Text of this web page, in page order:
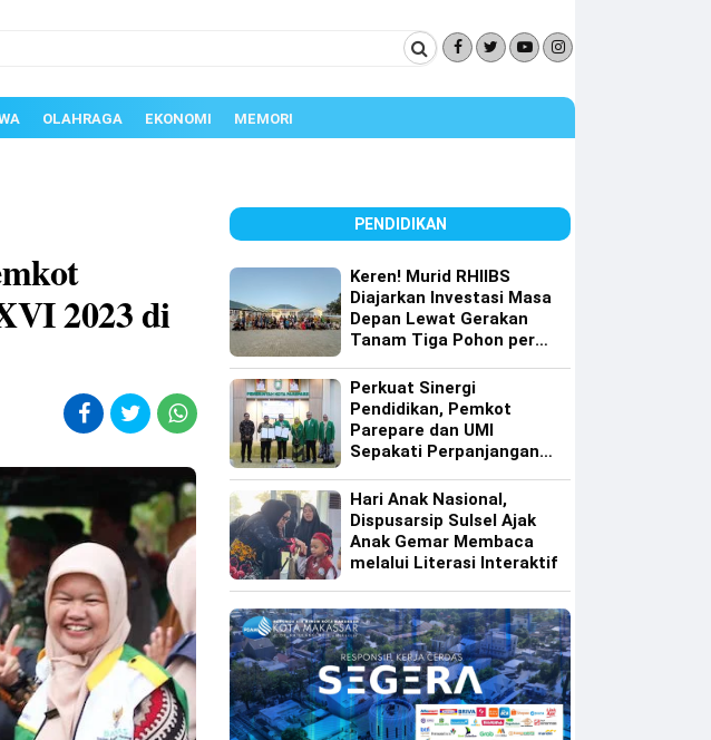
OLAHRAGA EKONOMI MEMORI
2023 di
PENDIDIKAN
Keren! Murid RHIIBS
Diajarkan Investasi Masa
Depan Lewat Gerakan
Tanam Tiga Pohon per
Perkuat Sinergi
Pendidikan, Pemkot
Parepare dan UMI
Sepakati Perpanjangan
Perguruan Tinggi
Hari Anak Nasional,
Dispusarsip Sulsel Ajak
Anak Gemar Membaca
melalui Literasi Interaktif